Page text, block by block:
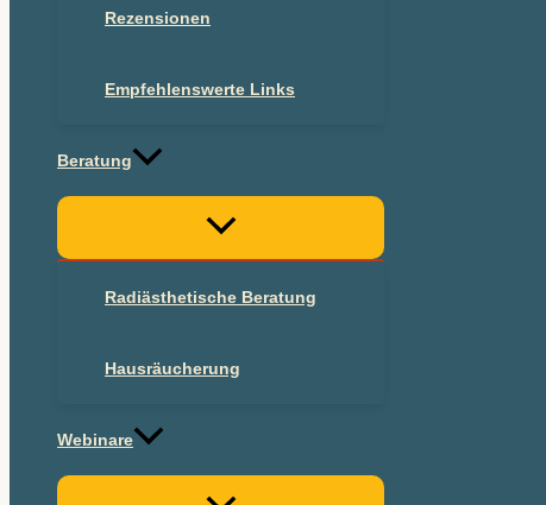
Rezensionen
Empfehlenswerte Links
Beratung
Radiästhetische Beratung
Hausräucherung
Webinare